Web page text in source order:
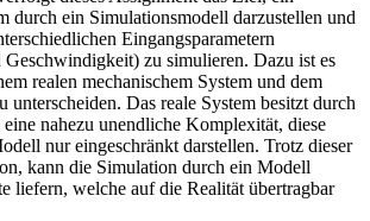
durch ein Simulationsmodell darzustellen und
Eingangsparametern
Geschwindigkeit) zu simulieren. Dazu ist es
realen mechanischem System und dem
unterscheiden. Das reale System besitzt durch
nahezu unendliche Komplexität, diese
nur eingeschränkt darstellen. Trotz dieser
kann die Simulation durch ein Modell
liefern, welche auf die Realität übertragbar